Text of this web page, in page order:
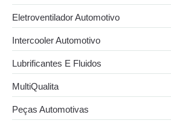
Eletroventilador Automotivo
Intercooler Automotivo
Lubrificantes E Fluidos
MultiQualita
Peças Automotivas